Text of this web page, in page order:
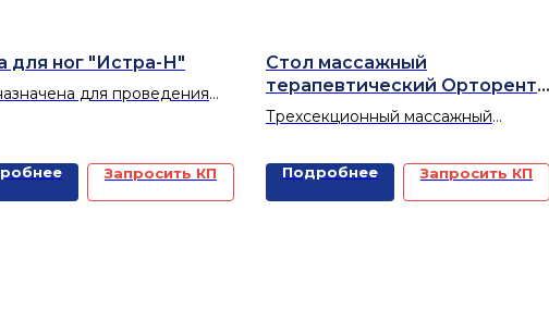
для ног "Истра-Н"
для проведения
воде. Локальные
для ног (сульфидные,
и др.) используются как
Запросить КП
Стол массажный
терапевтический Орторент
Кинезо
Трехсекционный массажный
проведения сеансов массажа,
мануальной терапии и занятий по
различным кинезотерапевтическим
Подробнее Запросить КП